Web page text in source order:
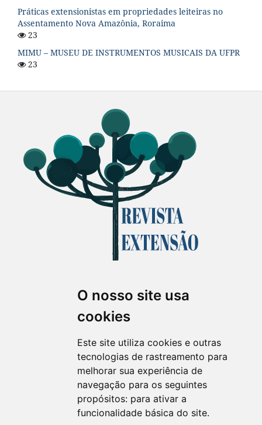
O nosso site usa
cookies
Este site utiliza cookies e outras
tecnologias de rastreamento para
melhorar sua experiência de
navegação para os seguintes
propósitos: para ativar a
funcionalidade básica do site.
Práticas extensionistas em propriedades leiteiras no
Assentamento Nova Amazônia, Roraima
23
MIMU – MUSEU DE INSTRUMENTOS MUSICAIS DA UFPR
23
Revista Extensão em Foco
ISSN 2358-7180 (on-line)